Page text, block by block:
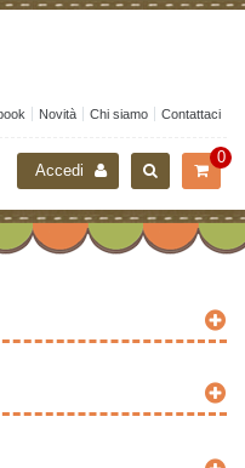
Novità Chi siamo Contattaci
0
Accedi